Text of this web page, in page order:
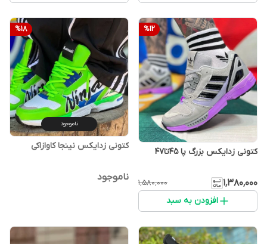
%12
کتونی زدایکس بزرگ پا 45تا47
۱٬۳۸۰٬۰۰۰ ۱٬۵۸۰٬۰۰۰
افزودن به سبد
%18
ناموجود
کتونی زدایکس نینجا کاوازاکی
ناموجود